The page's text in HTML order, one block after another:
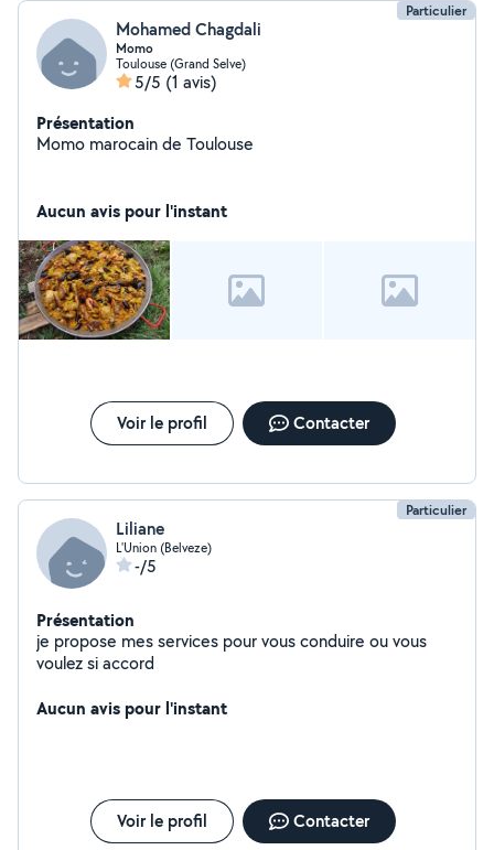
Particulier
Mohamed Chagdali
Momo
Toulouse (Grand Selve)
5/5 (1 avis)
Présentation
Momo marocain de Toulouse
Aucun avis pour l'instant
Voir le profil Contacter
Particulier
Liliane
L'Union (Belveze)
-/5
Présentation
je propose mes services pour vous conduire ou vous
voulez si accord
Aucun avis pour l'instant
Voir le profil Contacter